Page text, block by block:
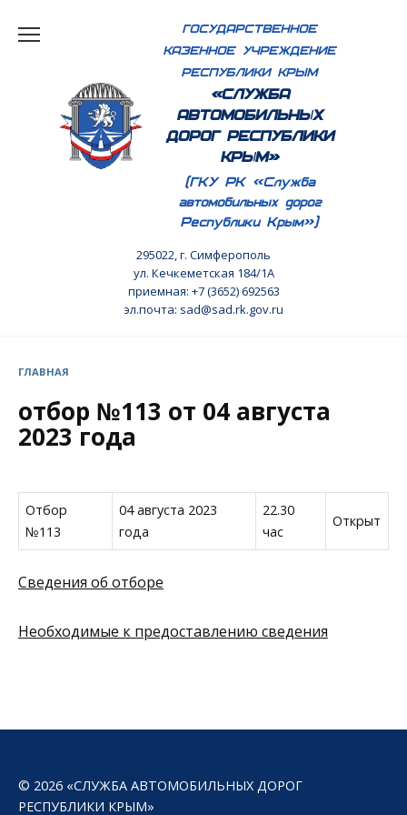
ГОСУДАРСТВЕННОЕ
КАЗЕННОЕ УЧРЕЖДЕНИЕ
РЕСПУБЛИКИ КРЫМ
«СЛУЖБА
АВТОМОБИЛЬНЫХ
ДОРОГ РЕСПУБЛИКИ
КРЫМ»
(ГКУ РК «Служба
автомобильных дорог
Республики Крым»)
295022, г. Симферополь
ул. Кечкеметская 184/1А
приемная: +7 (3652) 692563
эл.почта: sad@sad.rk.gov.ru
ГЛАВНАЯ
отбор №113 от 04 августа
2023 года
Отбор
№113
04 августа 2023
года
22.30
час
Открыт
Сведения об отборе
Необходимые к предоставлению сведения
© 2026 «СЛУЖБА АВТОМОБИЛЬНЫХ ДОРОГ
РЕСПУБЛИКИ КРЫМ»